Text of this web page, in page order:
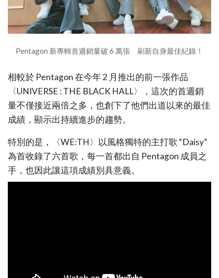
Pentagon 新專輯首週銷量破 6 萬張 刷新自身最佳紀錄！
相較於 Pentagon 在今年 2 月推出的前一張作品
〈UNIVERSE : THE BLACK HALL〉，這次的首週銷
量不僅接近兩倍之多，也創下了他們出道以來的最佳
成績，顯示出持續進步的趨勢。
特別的是，〈WE:TH〉以風格獨特的主打歌 “Daisy”
為首收錄了六首歌，每一首都出自 Pentagon 成員之
手，也因此讓這項成績別具意義。